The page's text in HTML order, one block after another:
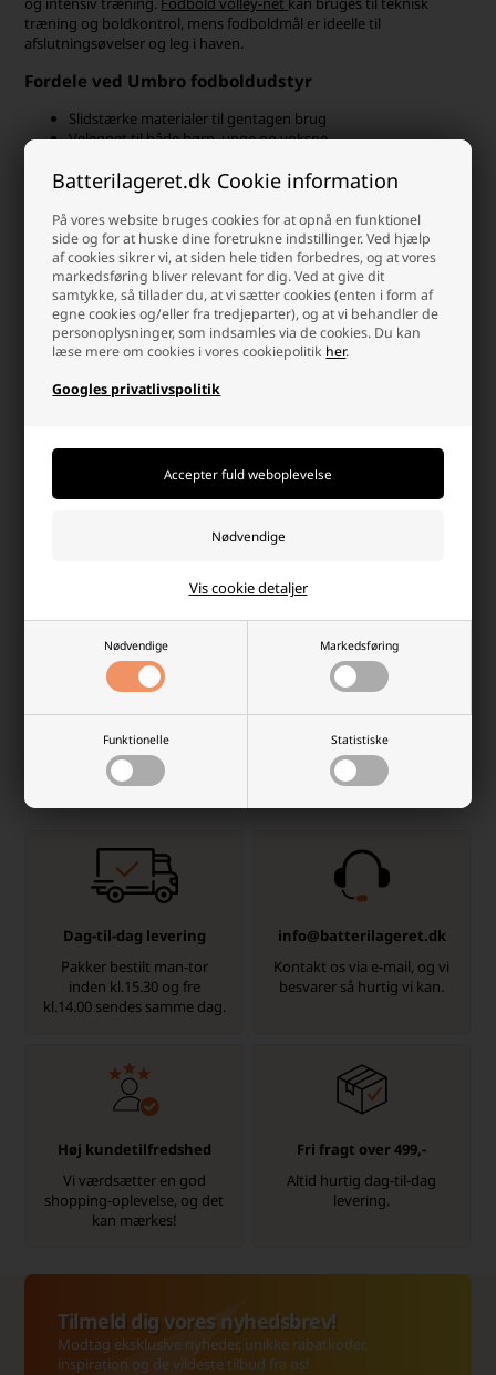
Batterilageret.dk Cookie information
På vores website bruges cookies for at opnå en funktionel
side og for at huske dine foretrukne indstillinger. Ved hjælp
af cookies sikrer vi, at siden hele tiden forbedres, og at vores
markedsføring bliver relevant for dig. Ved at give dit
samtykke, så tillader du, at vi sætter cookies (enten i form af
egne cookies og/eller fra tredjeparter), og at vi behandler de
personoplysninger, som indsamles via de cookies. Du kan
læse mere om cookies i vores cookiepolitik her.
Googles privatlivspolitik
Nødvendige Markedsføring
Funktionelle Statistiske
Vis cookie detaljer
træning og boldkontrol, mens fodboldmål er ideelle til
afslutningsøvelser og leg i haven.
Fordele ved Umbro fodboldudstyr
Slidstærke materialer til gentagen brug
Velegnet til både børn, unge og voksne
Understøtter teknik, hurtighed og koordination
Let at opstille og opbevare
Slazenger sportstasker og rygsække
til træning og fritid
Fra én anerkendt producent af sportsudstyr til en anden kan du
udforske vores udvalg fra Slazenger – en britisk producent med
stærke traditioner inden for sport og fritid. ISlazenger-kategorien
finder durygsække,sportstasker og rejsetasker
materialer, velegnet til både træning, kamp og hverdagsbrug.
For dem, der ikke ønsker at spille fodbold eller deltage i mere
havespil, som inviterer til bevægelse, konkurrence og fællesskab.
Kategorien rummer klassiske havespil som kroket, stigegolf og
rundbold samt reb til tovtrækning og bolde til fodbold, basketball
og tennis. Produkterne egner sig til både børn og voksne og kan
Hvorfor handle hos batterilageret?
Der er mange gode grunde, men her er et par
Dag-til-dag levering
Pakker bestilt man-tor
inden kl.15.30 og fre
kl.14.00 sendes samme dag.
info@batterilageret.dk
Kontakt os via e-mail, og vi
besvarer så hurtig vi kan.
Høj kundetilfredshed
Vi værdsætter en god
shopping-oplevelse, og det
kan mærkes!
Fri fragt over 499,-
Altid hurtig dag-til-dag
levering.
Tilmeld dig vores nyhedsbrev!
Modtag eksklusive nyheder, unikke rabatkoder,
inspiration og de vildeste tilbud fra os!